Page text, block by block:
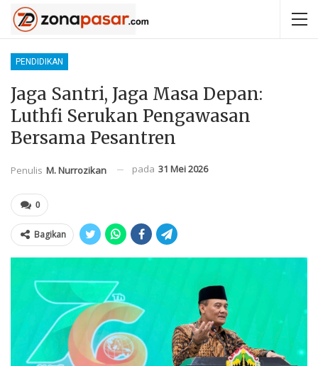
PENDIDIKAN
Jaga Santri, Jaga Masa Depan:
Luthfi Serukan Pengawasan
Bersama Pesantren
Penulis M. Nurrozikan pada 31 Mei 2026
0
Bagikan